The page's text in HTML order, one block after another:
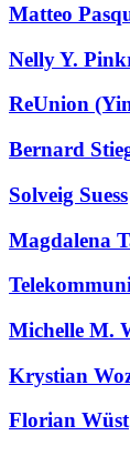
Matteo
Nelly Y.
ReUnion
Bernard
Solveig Suess
Magdalena
Michelle M.
Krystian
Florian Wüst